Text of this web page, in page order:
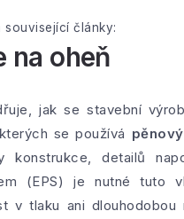
související články:
na oheň
jak se stavební
se používá
konstrukce, detailů
(EPS) je nutné tuto
v tlaku ani dlouhodobou